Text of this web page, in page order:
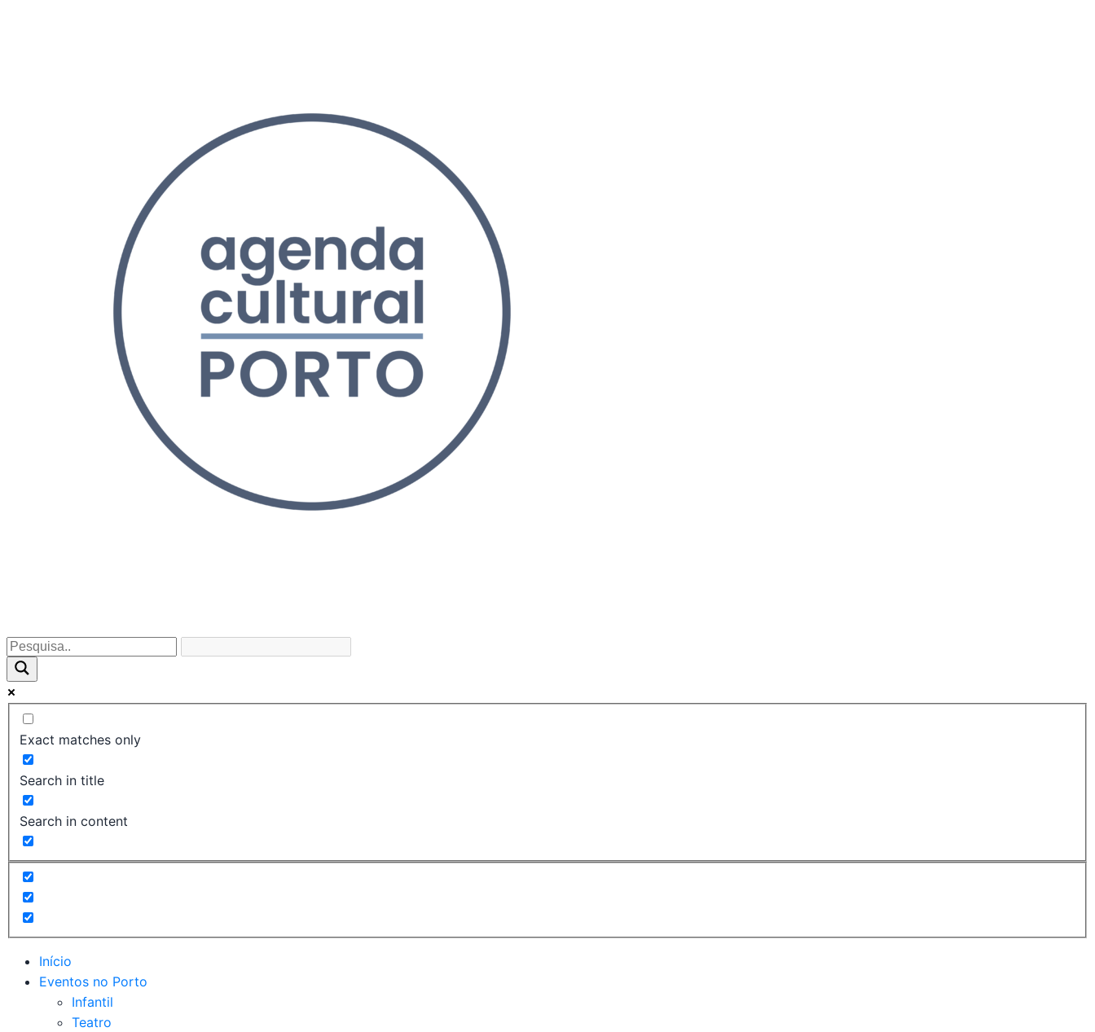
Exact matches only
Search in title
Search in content
Início
Eventos no Porto
Infantil
Teatro